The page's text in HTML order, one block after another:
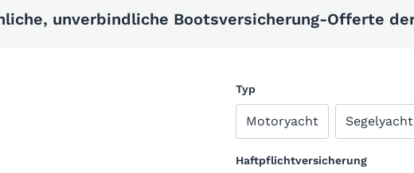
unverbindliche Bootsversicherung-Offerte
Typ
Motoryacht Segelyacht
Haftpflichtversicherung